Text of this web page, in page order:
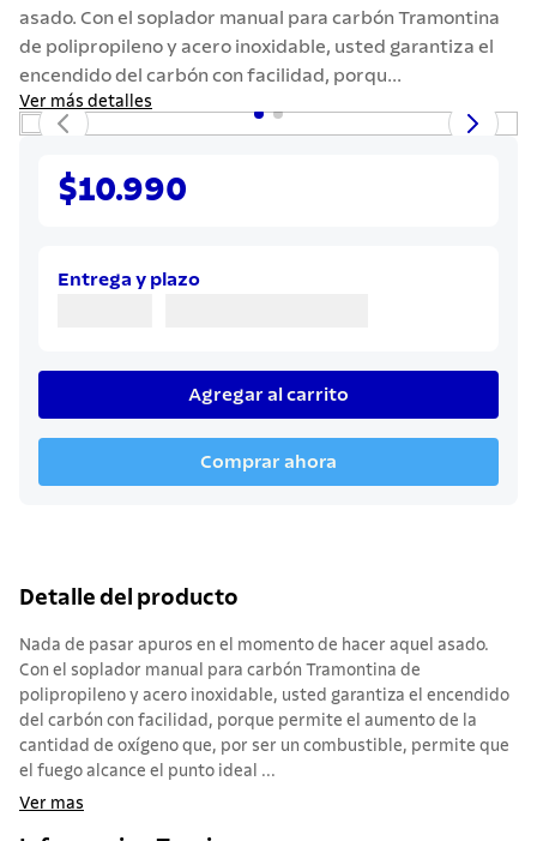
asado. Con el soplador manual para carbón Tramontina
de polipropileno y acero inoxidable, usted garantiza el
encendido del carbón con facilidad, porqu...
Ver más detalles
$10.990
Entrega y plazo
Agregar al carrito
Comprar ahora
Detalle del producto
Nada de pasar apuros en el momento de hacer aquel asado.
Con el soplador manual para carbón Tramontina de
polipropileno y acero inoxidable, usted garantiza el encendido
del carbón con facilidad, porque permite el aumento de la
cantidad de oxígeno que, por ser un combustible, permite que
el fuego alcance el punto ideal ...
Ver mas
6.
grano
7.
solar
8.
cuchillo
442
10. termo